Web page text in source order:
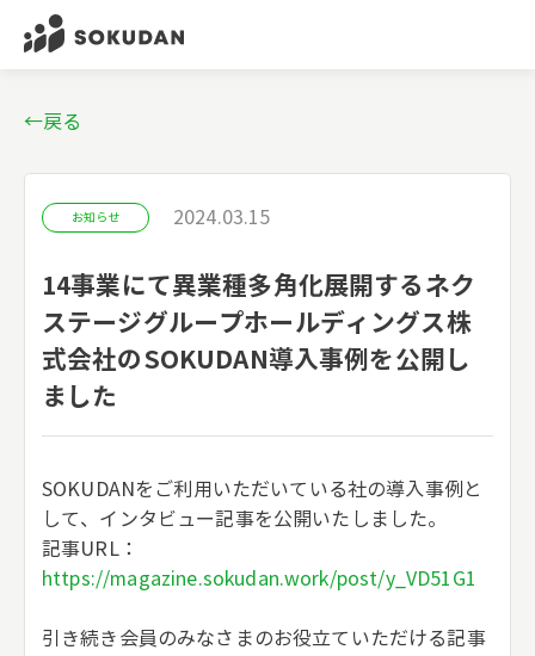
←戻る
お知らせ 2024.03.15
14事業にて異業種多角化展開するネク
ステージグループホールディングス株
式会社のSOKUDAN導入事例を公開し
ました
SOKUDANをご利用いただいている社の導入事例と
して、インタビュー記事を公開いたしました。
記事URL：
https://magazine.sokudan.work/post/y_VD51G1
引き続き会員のみなさまのお役立ていただける記事